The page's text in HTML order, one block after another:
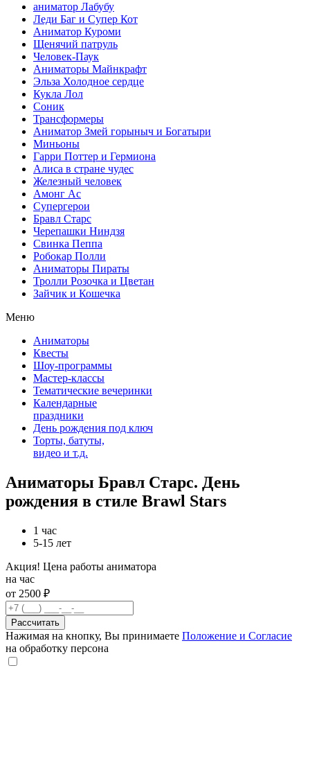
аниматор Лабубу
Леди Баг и Супер Кот
Аниматор Куроми
Щенячий патруль
Человек-Паук
Аниматоры Майнкрафт
Эльза Холодное сердце
Кукла Лол
Соник
Трансформеры
Аниматор Змей горыныч и Богатыри
Миньоны
Гарри Поттер и Гермиона
Алиса в стране чудес
Железный человек
Амонг Ас
Супергерои
Бравл Старс
Черепашки Ниндзя
Свинка Пеппа
Робокар Полли
Аниматоры Пираты
Тролли Розочка и Цветан
Зайчик и Кошечка
Меню
Аниматоры
Квесты
Шоу-программы
Мастер-классы
Тематические вечеринки
Календарные
праздники
День рождения под ключ
Торты, батуты,
видео и т.д.
Аниматоры Бравл Старс. День
рождения в стиле Brawl Stars
1 час
5-15 лет
Акция! Цена работы аниматора
на час
от 2500 ₽
Рассчитать
Нажимая на кнопку, Вы принимаете Положение и Согласие
на обработку персона